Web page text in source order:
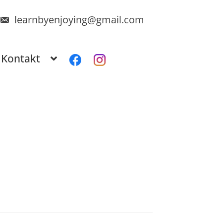
learnbyenjoying@gmail.com
Kontakt